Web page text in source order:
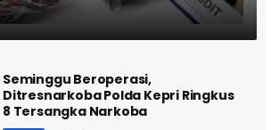
Ribuan Vape
Seminggu Beroperasi,
Ditresnarkoba Polda Kepri Ringkus
8 Tersangka Narkoba